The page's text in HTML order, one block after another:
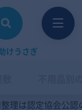
けうさぎ
理は認定協会公認